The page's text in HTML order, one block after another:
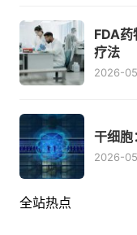
FDA
疗法
2026-
干细
2026-
全站热点